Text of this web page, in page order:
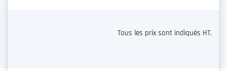
Tous les prix sont indiqués HT.